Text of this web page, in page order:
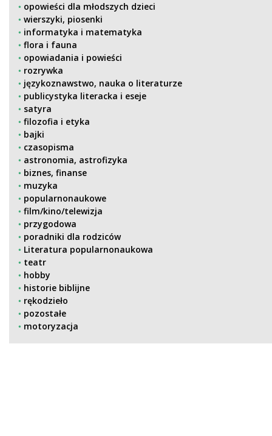
opowieści dla młodszych dzieci
wierszyki, piosenki
informatyka i matematyka
flora i fauna
opowiadania i powieści
rozrywka
językoznawstwo, nauka o literaturze
publicystyka literacka i eseje
satyra
filozofia i etyka
bajki
czasopisma
astronomia, astrofizyka
biznes, finanse
muzyka
popularnonaukowe
film/kino/telewizja
przygodowa
poradniki dla rodziców
Literatura popularnonaukowa
teatr
hobby
historie biblijne
rękodzieło
pozostałe
motoryzacja